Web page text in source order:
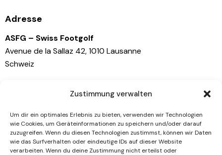
Zustimmung verwalten
Um dir ein optimales Erlebnis zu bieten, verwenden wir Technologien
wie Cookies, um Geräteinformationen zu speichern und/oder darauf
zuzugreifen. Wenn du diesen Technologien zustimmst, können wir Daten
wie das Surfverhalten oder eindeutige IDs auf dieser Website
verarbeiten. Wenn du deine Zustimmung nicht erteilst oder
Adresse
ASFG – Swiss Footgolf
Avenue de la Sallaz 42, 1010 Lausanne
Schweiz
Kontaktiere uns
+41 79 767 81 41
Socials